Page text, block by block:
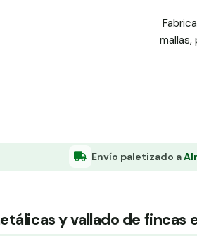
Envío paletizado a
y vallado de fincas